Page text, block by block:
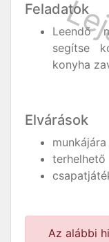
Feladatok
Leendő
segítse
konyha
Elvárások
terhelhető
Az alábbi